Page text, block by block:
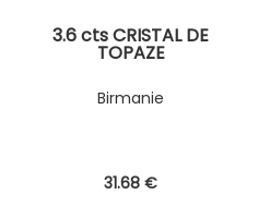
3.6 cts CRISTAL DE
TOPAZE
Birmanie
31.68 €